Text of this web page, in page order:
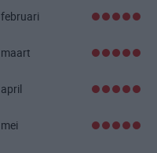
februari
maart
april
mei